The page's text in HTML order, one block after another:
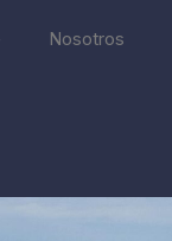
Nosotros